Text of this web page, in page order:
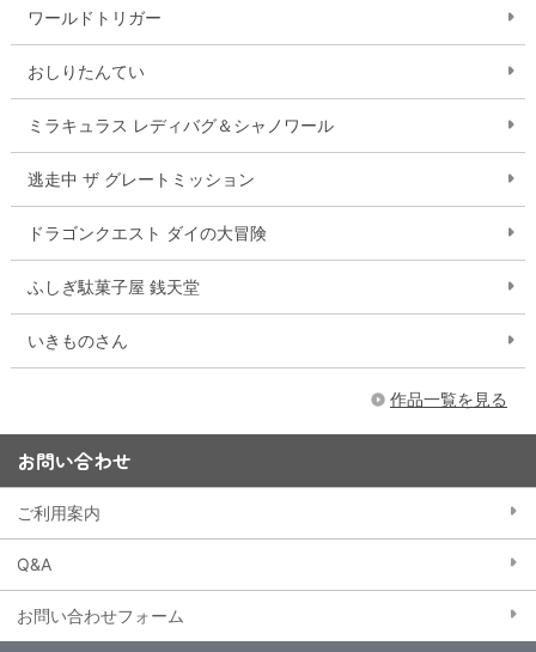
ワールドトリガー
おしりたんてい
ミラキュラス レディバグ＆シャノワール
逃走中 ザ グレートミッション
ドラゴンクエスト ダイの大冒険
ふしぎ駄菓子屋 銭天堂
いきものさん
作品一覧を見る
お問い合わせ
ご利用案内
Q&A
お問い合わせフォーム